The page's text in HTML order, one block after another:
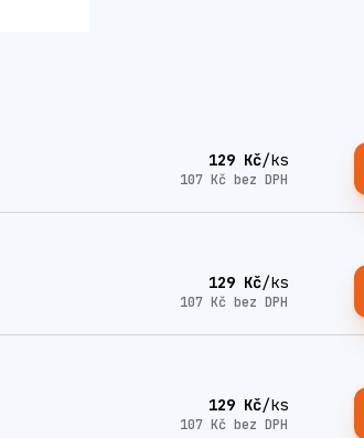
129 Kč/ks
107 Kč bez DPH
129 Kč/ks
107 Kč bez DPH
129 Kč/ks
107 Kč bez DPH